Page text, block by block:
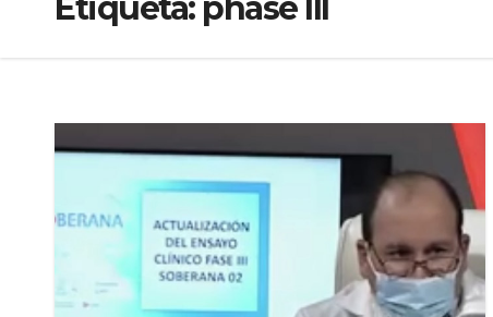
Etiqueta: phase III